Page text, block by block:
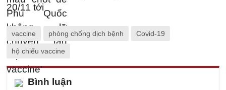
vaccine phòng chống dịch bệnh Covid-19
hộ chiếu vaccine
Bình luận